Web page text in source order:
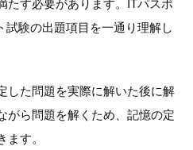
験の出題項目を一通り理解し
した問題を実際に解いた後に解
がら問題を解くため、記憶の定
す。